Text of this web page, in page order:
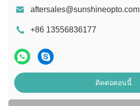
aftersales@sunshineopto.com
+86 13556836177
ติดต่อตอนนี้